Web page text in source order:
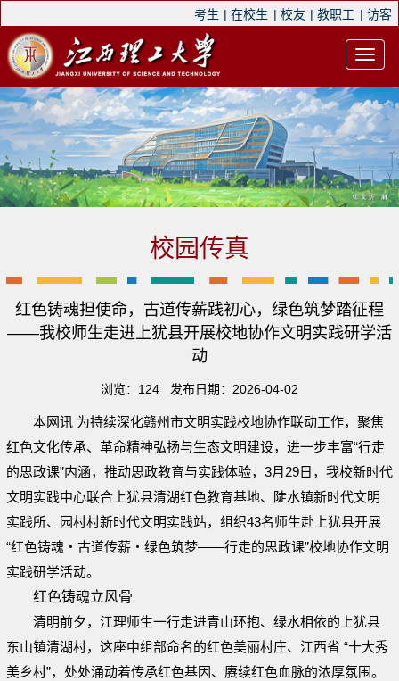
考生 | 在校生 | 校友 | 教职工 | 访客
校园传真
红色铸魂担使命，古道传薪践初心，绿色筑梦踏征程
——我校师生走进上犹县开展校地协作文明实践研学活
动
浏览： 124 发布日期：2026-04-02
本网讯 为持续深化赣州市文明实践校地协作联动工作，聚焦
红色文化传承、革命精神弘扬与生态文明建设，进一步丰富“行走
的思政课”内涵，推动思政教育与实践体验， 3月29日， 我校新时代
文明实践中心联合上犹县清湖红色教育基地、陡水镇新时代文明
实践所、园村村新时代文明实践站，组织43名师生赴上犹县开展
“红色铸魂・古道传薪・绿色筑梦——行走的思政课”校地协作文明
实践研学活动。
红色铸魂立风骨
清明前夕，江理师生一行走进青山环抱、绿水相依的上犹县
东山镇清湖村，这座中组部命名的红色美丽村庄、江西省 “十大秀
美乡村”，处处涌动着传承红色基因、赓续红色血脉的浓厚氛围。